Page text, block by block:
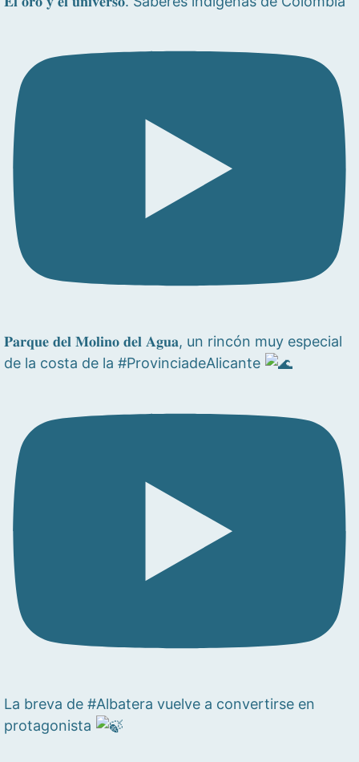
𝐏𝐚𝐫𝐪𝐮𝐞 𝐝𝐞𝐥 𝐌𝐨𝐥𝐢𝐧𝐨 𝐝𝐞𝐥 𝐀𝐠𝐮𝐚, un rincón muy especial
de la costa de la #ProvinciadeAlicante
La breva de #Albatera vuelve a convertirse en
protagonista